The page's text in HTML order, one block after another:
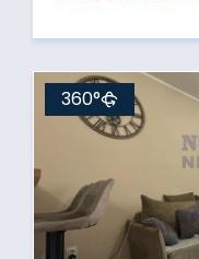
360°